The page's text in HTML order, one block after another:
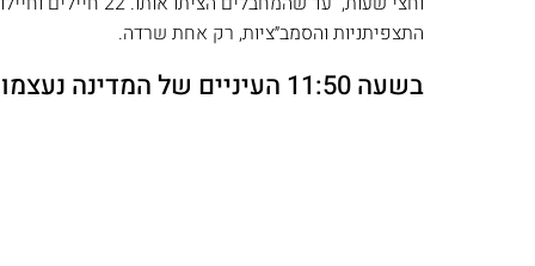
התצפיתניות והסמב״ציות, רק אחת שרדה.
בשעה 11:50 העיניים של המדינה נעצמו לתמיד.